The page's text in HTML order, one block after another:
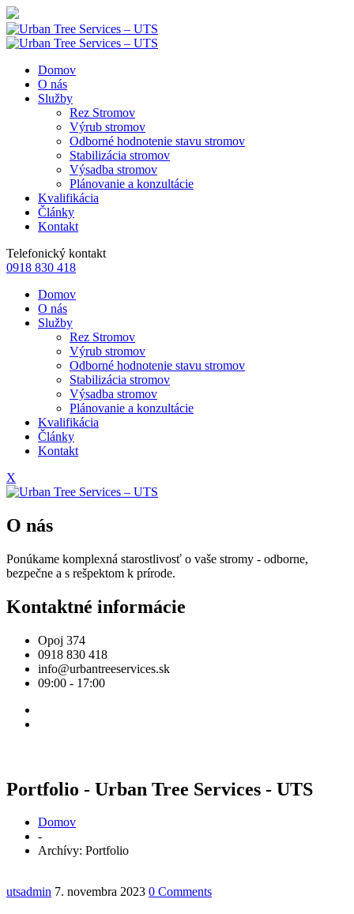
Domov
O nás
Služby
Rez Stromov
Výrub stromov
Odborné hodnotenie stavu stromov
Stabilizácia stromov
Výsadba stromov
Plánovanie a konzultácie
Kvalifikácia
Články
Kontakt
Telefonický kontakt
0918 830 418
Domov
O nás
Služby
Rez Stromov
Výrub stromov
Odborné hodnotenie stavu stromov
Stabilizácia stromov
Výsadba stromov
Plánovanie a konzultácie
Kvalifikácia
Články
Kontakt
X
O nás
Ponúkame komplexná starostlivosť o vaše stromy - odborne,
bezpečne a s rešpektom k prírode.
Kontaktné informácie
Opoj 374
0918 830 418
info@urbantreeservices.sk
09:00 - 17:00
Portfolio - Urban Tree Services - UTS
Domov
-
Archívy: Portfolio
utsadmin 7. novembra 2023 0 Comments